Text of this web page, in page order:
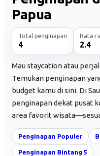
Papua
Total penginapan
4
Rata-
2.4
Mau staycation atau
Temukan penginapan
budget kamu di sini. Di
penginapan dekat pusat
area favorit
Penginapan Populer
Penginapan Bintang 5